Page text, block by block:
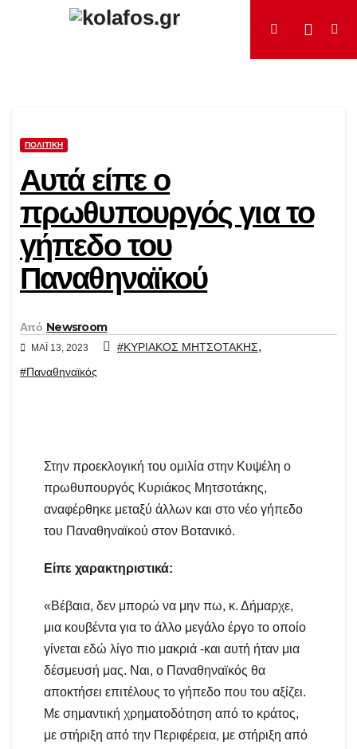
ΠΟΛΙΤΙΚΉ
Αυτά είπε ο
πρωθυπουργός για το
γήπεδο του
Παναθηναϊκού
Από Newsroom
ΜΆΙ 13, 2023 #ΚΥΡΙΑΚΟΣ ΜΗΤΣΟΤΑΚΗΣ,
#Παναθηναϊκός
Στην προεκλογική του ομιλία στην Κυψέλη ο
πρωθυπουργός Κυριάκος Μητσοτάκης,
αναφέρθηκε μεταξύ άλλων και στο νέο γήπεδο
του Παναθηναϊκού στον Βοτανικό.
Είπε χαρακτηριστικά:
«Βέβαια, δεν μπορώ να μην πω, κ. Δήμαρχε,
μια κουβέντα για το άλλο μεγάλο έργο το οποίο
γίνεται εδώ λίγο πιο μακριά -και αυτή ήταν μια
δέσμευσή μας. Ναι, ο Παναθηναϊκός θα
αποκτήσει επιτέλους το γήπεδο που του αξίζει.
Με σημαντική χρηματοδότηση από το κράτος,
με στήριξη από την Περιφέρεια, με στήριξη από